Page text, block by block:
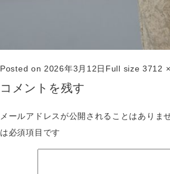
Posted on 2026年3月12日 Full size3712
コメントを残す
メールアドレスが公開されることはありま
は必須項目です